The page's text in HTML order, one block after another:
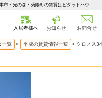
クロノス34田井島Ⅱ平成の2LDK賃貸マンション | 熊本県熊本市・光の森・菊陽町の賃貸はピタットハウス 熊本賃貸サポート
入居者様へ お知らせ お問合せ
一覧 > 平成の賃貸情報一覧 > クロノス